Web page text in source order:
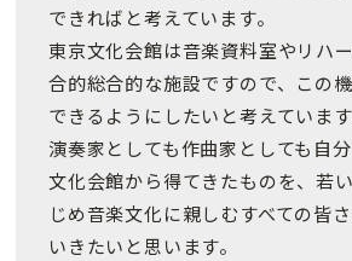
できればと考えています。
東京文化会館は音楽資料室やリハ
合的総合的な施設ですので、この
できるようにしたいと考えています
演奏家としても作曲家としても自
文化会館から得てきたものを、若
じめ音楽文化に親しむすべての皆
いきたいと思います。